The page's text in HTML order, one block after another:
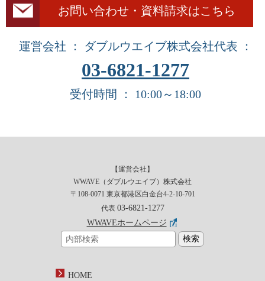
お問い合わせ・資料請求はこちら
運営会社 ： ダブルウエイブ株式会社代表 ：
03-6821-1277
受付時間 ： 10:00～18:00
【運営会社】
WWAVE（ダブルウエイブ）株式会社
〒108-0071 東京都港区白金台4-2-10-701
代表 03-6821-1277
WWAVEホームページ
HOME